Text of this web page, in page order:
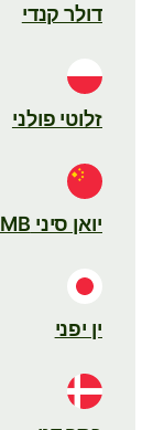
דולר קנדי
זלוטי פולני
יואן סיני RMB
ין יפני